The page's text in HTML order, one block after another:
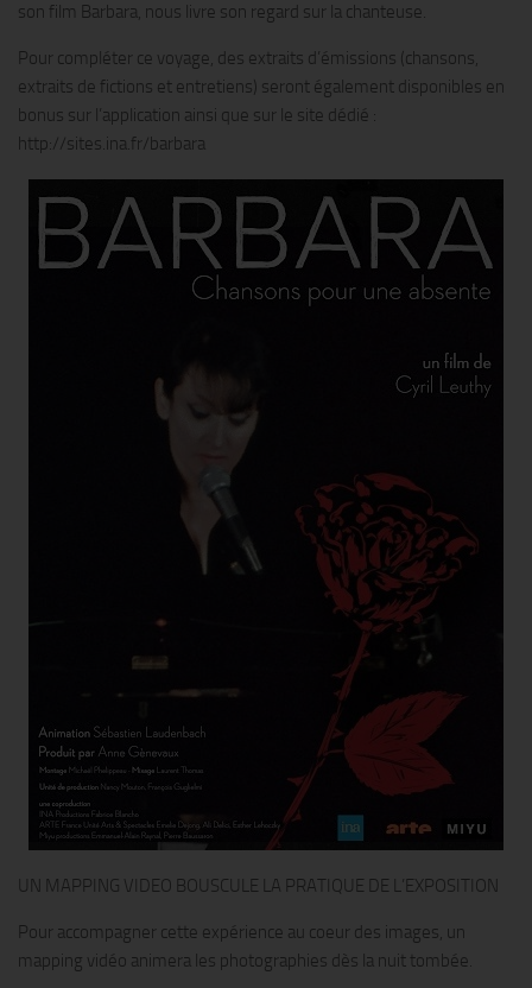
son film Barbara, nous livre son regard sur la chanteuse.
Pour compléter ce voyage, des extraits d’émissions (chansons,
extraits de fictions et entretiens) seront également disponibles en
bonus sur l’application ainsi que sur le site dédié :
http://sites.ina.fr/barbara
UN MAPPING VIDEO BOUSCULE LA PRATIQUE DE L’EXPOSITION
Pour accompagner cette expérience au coeur des images, un
mapping vidéo animera les photographies dès la nuit tombée.